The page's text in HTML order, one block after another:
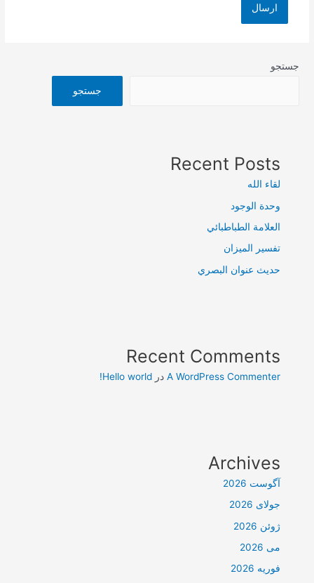
جستجو
جستجو
Recent Posts
لقاء الله
وحدة الوجود
العلامة الطباطبائي
تفسير الميزان
حديث عنوان البصري
Recent Comments
A WordPress Commenter درHello world!
Archives
آگوست 2026
جولای 2026
ژوئن 2026
می 2026
فوریه 2026